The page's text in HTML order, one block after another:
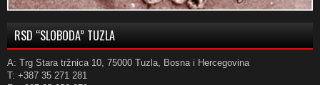
RSD “SLOBODA” TUZLA
A: Trg Stara tržnica 10, 75000 Tuzla, Bosna i Hercegovina
T: +387 35 271 281